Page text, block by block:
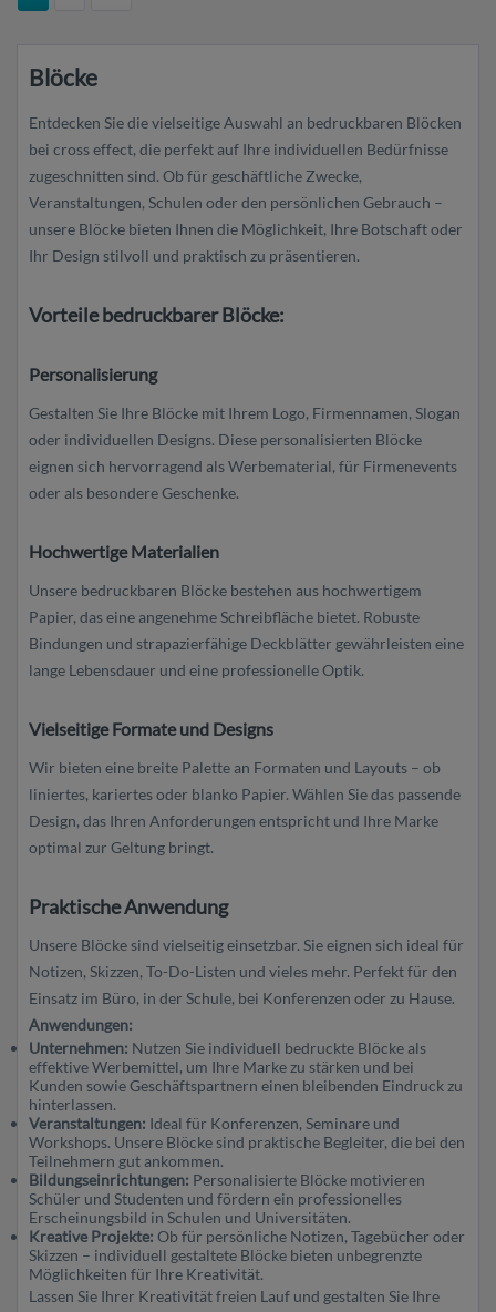
Blöcke
Entdecken Sie die vielseitige Auswahl an bedruckbaren Blöcken
bei cross effect, die perfekt auf Ihre individuellen Bedürfnisse
zugeschnitten sind. Ob für geschäftliche Zwecke,
Veranstaltungen, Schulen oder den persönlichen Gebrauch –
unsere Blöcke bieten Ihnen die Möglichkeit, Ihre Botschaft oder
Ihr Design stilvoll und praktisch zu präsentieren.
Vorteile bedruckbarer Blöcke:
Personalisierung
Gestalten Sie Ihre Blöcke mit Ihrem Logo, Firmennamen, Slogan
oder individuellen Designs. Diese personalisierten Blöcke
eignen sich hervorragend als Werbematerial, für Firmenevents
oder als besondere Geschenke.
Hochwertige Materialien
Unsere bedruckbaren Blöcke bestehen aus hochwertigem
Papier, das eine angenehme Schreibfläche bietet. Robuste
Bindungen und strapazierfähige Deckblätter gewährleisten eine
lange Lebensdauer und eine professionelle Optik.
Vielseitige Formate und Designs
Wir bieten eine breite Palette an Formaten und Layouts – ob
liniertes, kariertes oder blanko Papier. Wählen Sie das passende
Design, das Ihren Anforderungen entspricht und Ihre Marke
optimal zur Geltung bringt.
Praktische Anwendung
Unsere Blöcke sind vielseitig einsetzbar. Sie eignen sich ideal für
Notizen, Skizzen, To-Do-Listen und vieles mehr. Perfekt für den
Einsatz im Büro, in der Schule, bei Konferenzen oder zu Hause.
Anwendungen:
Unternehmen: Nutzen Sie individuell bedruckte Blöcke als
effektive Werbemittel, um Ihre Marke zu stärken und bei
Kunden sowie Geschäftspartnern einen bleibenden Eindruck zu
hinterlassen.
Veranstaltungen: Ideal für Konferenzen, Seminare und
Workshops. Unsere Blöcke sind praktische Begleiter, die bei den
Teilnehmern gut ankommen.
Bildungseinrichtungen: Personalisierte Blöcke motivieren
Schüler und Studenten und fördern ein professionelles
Erscheinungsbild in Schulen und Universitäten.
Kreative Projekte: Ob für persönliche Notizen, Tagebücher oder
Skizzen – individuell gestaltete Blöcke bieten unbegrenzte
Möglichkeiten für Ihre Kreativität.
Lassen Sie Ihrer Kreativität freien Lauf und gestalten Sie Ihre